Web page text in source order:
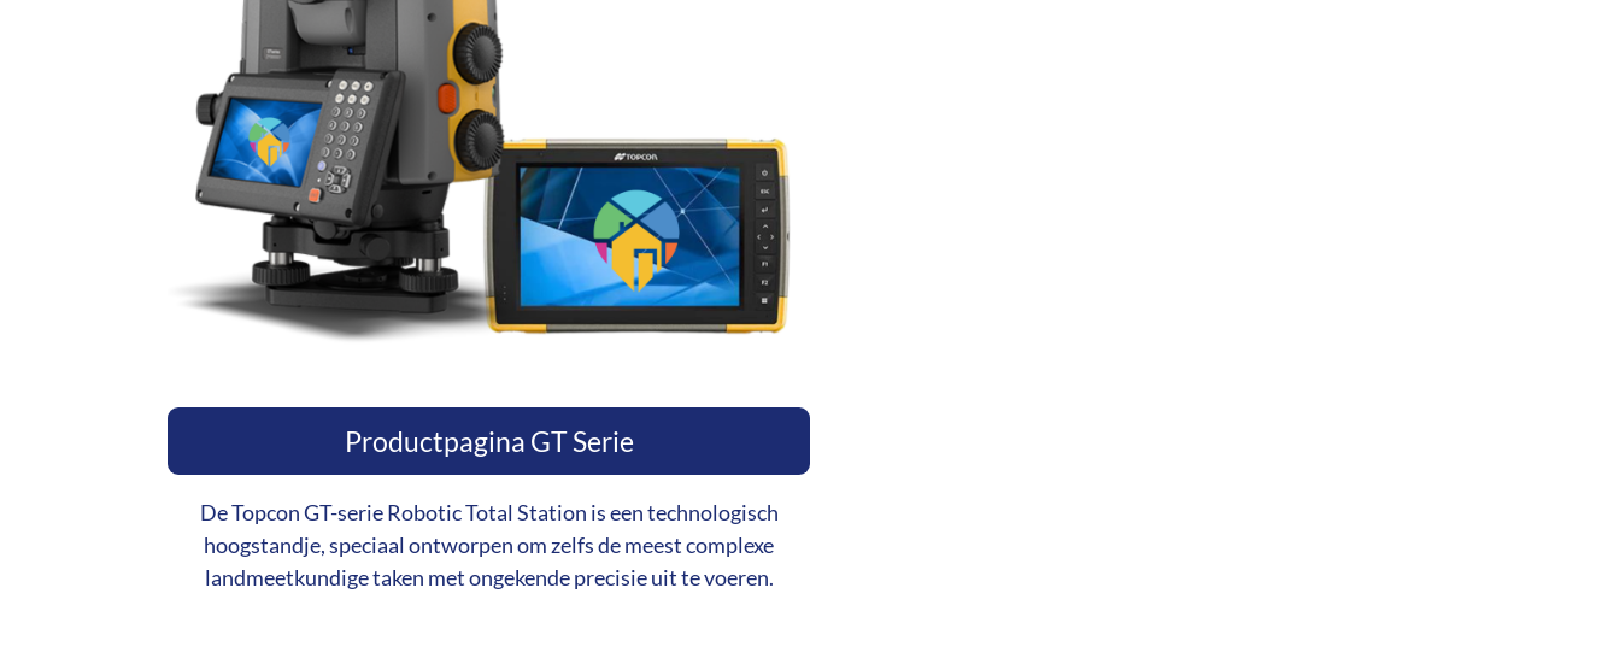
Productpagina GT Serie
De Topcon GT-serie Robotic Total Station is een technologisch
hoogstandje, speciaal ontworpen om zelfs de meest complexe
landmeetkundige taken met ongekende precisie uit te voeren.